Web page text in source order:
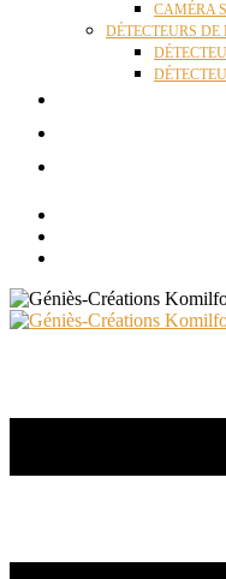
CAMÉRA
DÉTECTEURS DE